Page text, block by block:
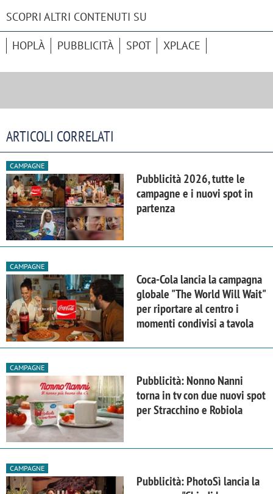
SCOPRI ALTRI CONTENUTI SU
HOPLÀ PUBBLICITÀ SPOT XPLACE
ARTICOLI CORRELATI
CAMPAGNE
Pubblicità 2026, tutte le
campagne e i nuovi spot in
partenza
CAMPAGNE
Coca-Cola lancia la campagna
globale "The World Will Wait"
per riportare al centro i
momenti condivisi a tavola
CAMPAGNE
Pubblicità: Nonno Nanni
torna in tv con due nuovi spot
per Stracchino e Robiola
CAMPAGNE
Pubblicità: PhotoSì lancia la